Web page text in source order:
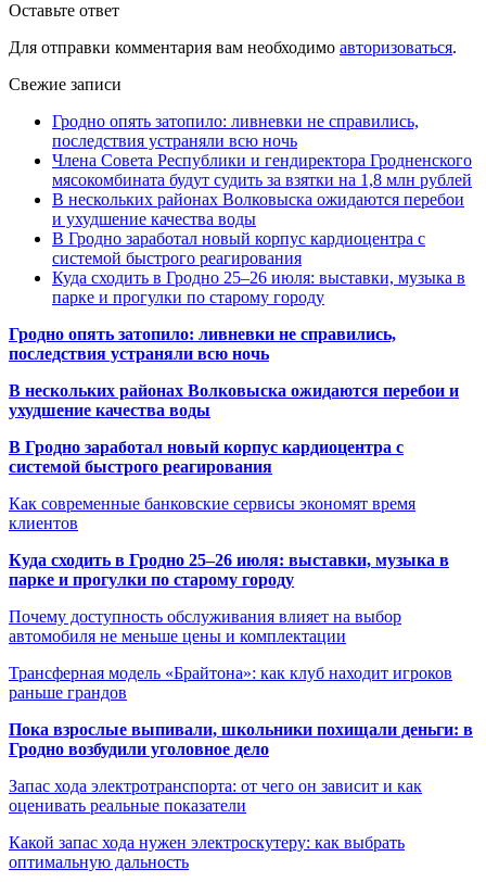
Оставьте ответ
Для отправки комментария вам необходимо авторизоваться.
Свежие записи
Гродно опять затопило: ливневки не справились,
последствия устраняли всю ночь
Члена Совета Республики и гендиректора Гродненского
мясокомбината будут судить за взятки на 1,8 млн рублей
В нескольких районах Волковыска ожидаются перебои
и ухудшение качества воды
В Гродно заработал новый корпус кардиоцентра с
системой быстрого реагирования
Куда сходить в Гродно 25–26 июля: выставки, музыка в
парке и прогулки по старому городу
Гродно опять затопило: ливневки не справились,
последствия устраняли всю ночь
В нескольких районах Волковыска ожидаются перебои и
ухудшение качества воды
В Гродно заработал новый корпус кардиоцентра с
системой быстрого реагирования
Как современные банковские сервисы экономят время
клиентов
Куда сходить в Гродно 25–26 июля: выставки, музыка в
парке и прогулки по старому городу
Почему доступность обслуживания влияет на выбор
автомобиля не меньше цены и комплектации
Трансферная модель «Брайтона»: как клуб находит игроков
раньше грандов
Пока взрослые выпивали, школьники похищали деньги: в
Гродно возбудили уголовное дело
Запас хода электротранспорта: от чего он зависит и как
оценивать реальные показатели
Какой запас хода нужен электроскутеру: как выбрать
оптимальную дальность